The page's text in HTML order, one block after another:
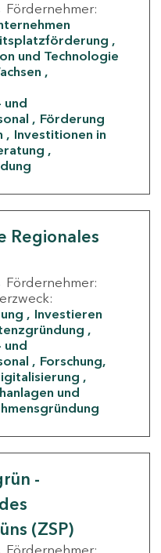
Fördernehmer:
und Technologie
und
Förderung
Investitionen in
Regionales
Fördernehmer:
Investieren
und
Forschung,
und
-
(ZSP)